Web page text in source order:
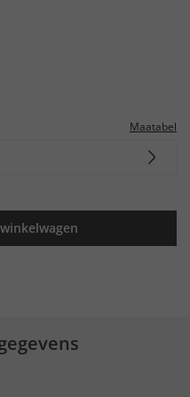
Maatabel